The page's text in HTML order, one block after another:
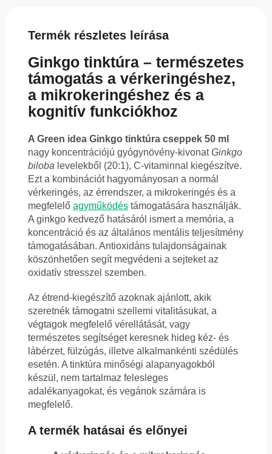
Termék részletes leírása
Ginkgo tinktúra – természetes
támogatás a vérkeringéshez,
a mikrokeringéshez és a
kognitív funkciókhoz
A Green idea Ginkgo tinktúra cseppek 50 ml
nagy koncentrációjú gyógynövény-kivonatGinkgo
biloba levelekből (20:1), C-vitaminnal kiegészítve.
Ezt a kombinációt hagyományosan a normál
vérkeringés, az érrendszer, a mikrokeringés és a
megfelelő agyműködés támogatására használják.
A ginkgo kedvező hatásáról ismert a memória, a
koncentráció és az általános mentális teljesítmény
támogatásában. Antioxidáns tulajdonságainak
köszönhetően segít megvédeni a sejteket az
oxidatív stresszel szemben.
Az étrend-kiegészítő azoknak ajánlott, akik
szeretnék támogatni szellemi vitalitásukat, a
végtagok megfelelő vérellátását, vagy
természetes segítséget keresnek hideg kéz- és
lábérzet, fülzúgás, illetve alkalmankénti szédülés
esetén. A tinktúra minőségi alapanyagokból
készül, nem tartalmaz felesleges
adalékanyagokat, és vegánok számára is
megfelelő.
A termék hatásai és előnyei